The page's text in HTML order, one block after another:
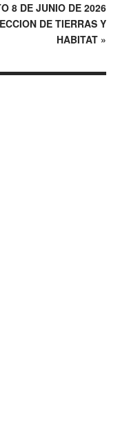
8 DE JUNIO DE 2026
DE TIERRAS Y
HABITAT »